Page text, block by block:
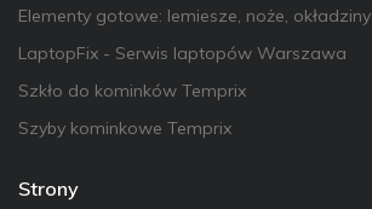
Elementy gotowe: lemiesze, noże, okładziny
LaptopFix - Serwis laptopów Warszawa
Szkło do kominków Temprix
Szyby kominkowe Temprix
Strony